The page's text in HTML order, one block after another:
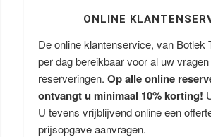
ONLINE
De online klantenservice, van Botlek
per dag bereikbaar voor al uw vragen
reserveringen. Op alle online
ontvangt u minimaal 10% korting!
U tevens vrijblijvend online een
prijsopgave aanvragen.